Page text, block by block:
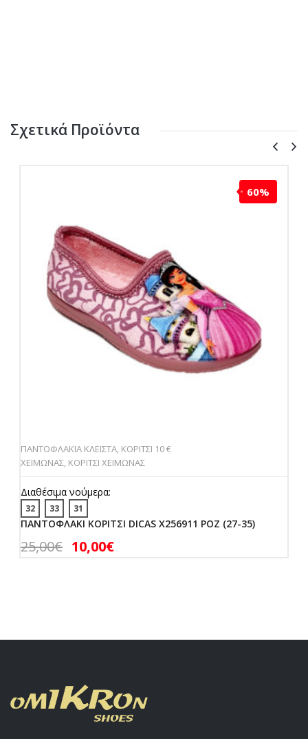
Σχετικά Προϊόντα
60%
ΠΑΝΤΟΦΛΑΚΙΑ ΚΛΕΙΣΤΑ, ΚΟΡΙΤΣΙ 10 €
ΧΕΙΜΩΝΑΣ, ΚΟΡΙΤΣΙ ΧΕΙΜΩΝΑΣ
Διαθέσιμα νούμερα:
32 33 31
ΠΑΝΤΟΦΛΑΚΙ ΚΟΡΙΤΣΙ DICAS X256911 ΡΟΖ (27-35)
25,00€ 10,00€